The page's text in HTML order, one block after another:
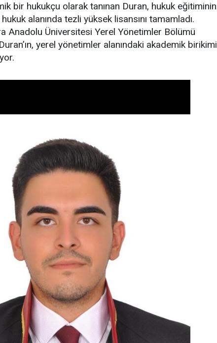
bir hukukçu olarak tanınan Duran, hukuk eğitiminin
alanında tezli yüksek lisansını tamamladı.
Anadolu Üniversitesi Yerel Yönetimler Bölümü
yerel yönetimler alanındaki akademik birikimi